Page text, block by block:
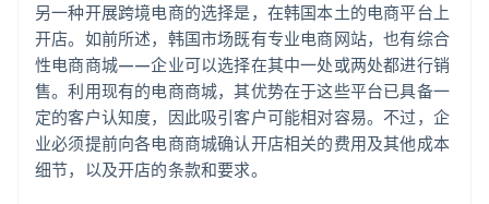
另一种开展跨境电商的选择是，在韩国本土的电商平台上
开店。如前所述，韩国市场既有专业电商网站，也有综合
性电商商城——企业可以选择在其中一处或两处都进行销
售。利用现有的电商商城，其优势在于这些平台已具备一
定的客户认知度，因此吸引客户可能相对容易。不过，企
业必须提前向各电商商城确认开店相关的费用及其他成本
细节，以及开店的条款和要求。